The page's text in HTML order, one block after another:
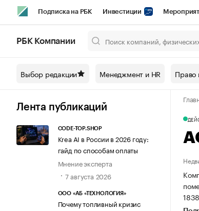
Подписка на РБК Инвестиции
Спецпроекты СПб Конференции СПб
Технологии и медиа Рынок
РБК Компании
Выбор редакции Менеджмент и HR Право
Лента публикаций
CODE-TOP.SHOP
Krea AI в России в 2026 году:
гайд по способам оплаты
Мнение эксперта
7 августа 2026
ООО «АБ «ТЕХНОЛОГИЯ»
Почему топливный кризис